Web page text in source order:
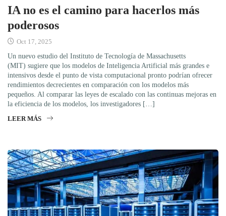
IA no es el camino para hacerlos más
poderosos
Oct 17, 2025
Un nuevo estudio del Instituto de Tecnología de Massachusetts
(MIT) sugiere que los modelos de Inteligencia Artificial más grandes e
intensivos desde el punto de vista computacional pronto podrían ofrecer
rendimientos decrecientes en comparación con los modelos más
pequeños. Al comparar las leyes de escalado con las continuas mejoras en
la eficiencia de los modelos, los investigadores […]
LEER MÁS